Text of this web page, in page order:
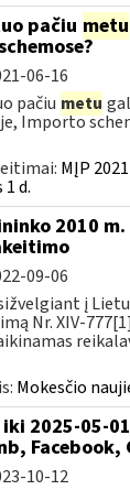
pačiu metu
06-16
pačiu metu
Importo
MĮP
d.
2010
09-06
į
Nr. XIV-
Mokesčio
2025-05-
Facebook,
10-12